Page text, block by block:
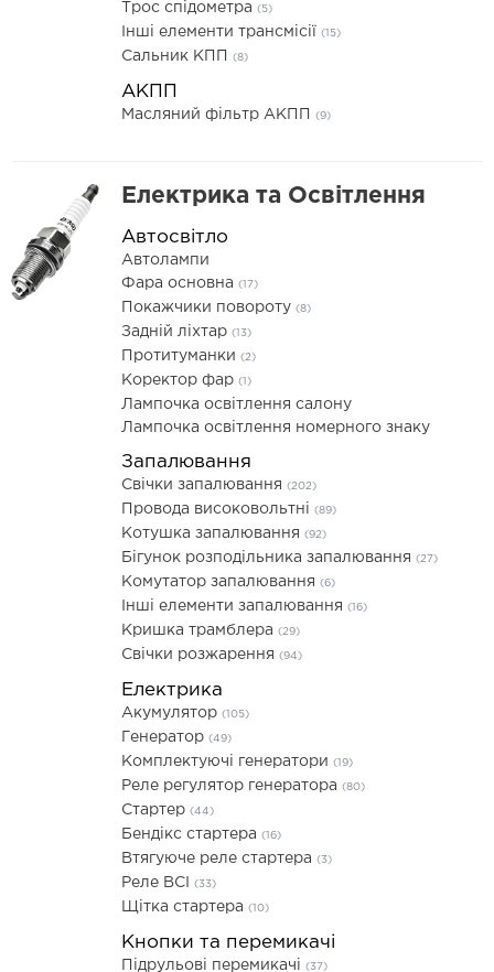
Трос спідометра (5)
Інші елементи трансмісії (15)
Сальник КПП (8)
АКПП
Масляний фільтр АКПП (9)
Електрика та Освітлення
Автосвітло
Автолампи
Фара основна (17)
Покажчики повороту (8)
Задній ліхтар (13)
Протитуманки (2)
Коректор фар (1)
Лампочка освітлення салону
Лампочка освітлення номерного знаку
Запалювання
Свічки запалювання (202)
Провода високовольтні (89)
Котушка запалювання (92)
Бігунок розподільника запалювання (27)
Комутатор запалювання (6)
Інші елементи запалювання (16)
Кришка трамблера (29)
Свічки розжарення (94)
Електрика
Акумулятор (105)
Генератор (49)
Комплектуючі генератори (19)
Реле регулятор генератора (80)
Стартер (44)
Бендікс стартера (16)
Втягуюче реле стартера (3)
Реле ВСІ (33)
Щітка стартера (10)
Кнопки та перемикачі
Підрульові перемикачі (37)